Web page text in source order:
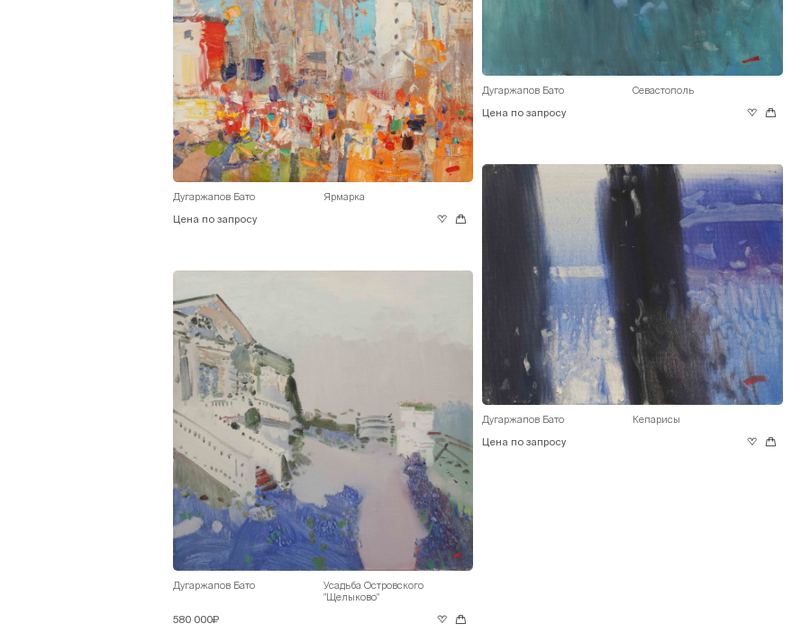
Дугаржапов Бато Севастополь
Цена по запросу
Дугаржапов Бато Ярмарка
Цена по запросу
Дугаржапов Бато Кепарисы
Цена по запросу
Дугаржапов Бато
Усадьба Островского
"Щелыково"
580 000₽